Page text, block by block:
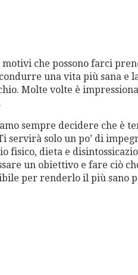
motivi che possono farci
una vita più sana e
Molte volte è
sempre decidere che è
servirà solo un po’ di
fisico, dieta e
un obiettivo e fare ciò
per renderlo il più sano